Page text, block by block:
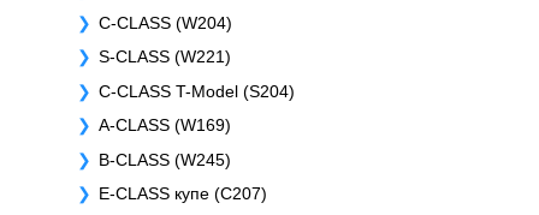
C-CLASS (W204)
S-CLASS (W221)
C-CLASS T-Model (S204)
A-CLASS (W169)
B-CLASS (W245)
E-CLASS купе (C207)